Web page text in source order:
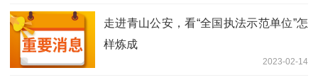
走进青山公安，看“全国执法示范单位”怎
样炼成
2023-02-14